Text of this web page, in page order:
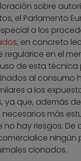
sobre
el Parlamento
a los
, en concreto
regularice en el
de esta
al consumo
a los
ya que, además
más
no hay riesgos. De
clonados.